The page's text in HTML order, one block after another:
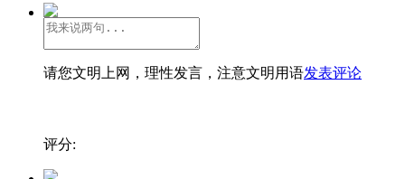
请您文明上网，理性发言，注意文明用语发表评论
评分: